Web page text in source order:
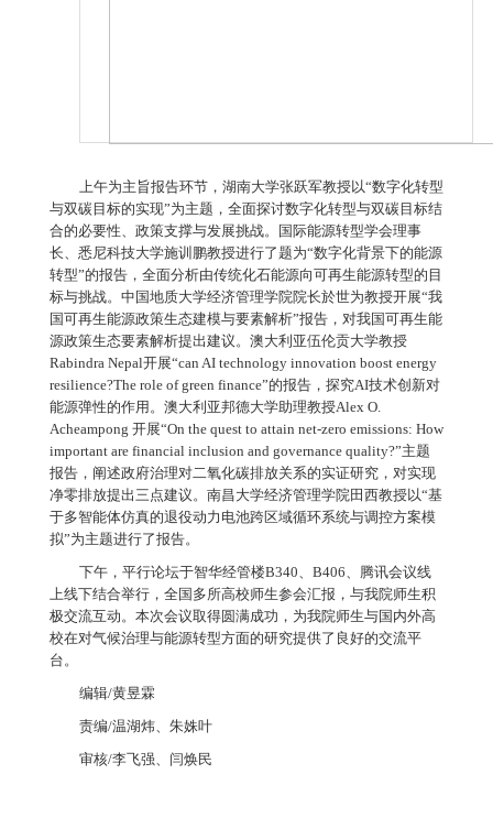
上午为主旨报告环节，湖南大学张跃军教授以“数字化转型
与双碳目标的实现”为主题，全面探讨数字化转型与双碳目标结
合的必要性、政策支撑与发展挑战。国际能源转型学会理事
长、悉尼科技大学施训鹏教授进行了题为“数字化背景下的能源
转型”的报告，全面分析由传统化石能源向可再生能源转型的目
标与挑战。中国地质大学经济管理学院院长於世为教授开展“我
国可再生能源政策生态建模与要素解析”报告，对我国可再生能
源政策生态要素解析提出建议。澳大利亚伍伦贡大学教授
Rabindra Nepal开展“can AI technology innovation boost energy
resilience?The role of green finance”的报告，探究AI技术创新对
能源弹性的作用。澳大利亚邦德大学助理教授Alex O.
Acheampong 开展“On the quest to attain net-zero emissions: How
important are financial inclusion and governance quality?”主题
报告，阐述政府治理对二氧化碳排放关系的实证研究，对实现
净零排放提出三点建议。南昌大学经济管理学院田西教授以“基
于多智能体仿真的退役动力电池跨区域循环系统与调控方案模
拟”为主题进行了报告。
下午，平行论坛于智华经管楼B340、B406、腾讯会议线
上线下结合举行，全国多所高校师生参会汇报，与我院师生积
极交流互动。本次会议取得圆满成功，为我院师生与国内外高
校在对气候治理与能源转型方面的研究提供了良好的交流平
台。
编辑/黄昱霖
责编/温湖炜、朱姝叶
审核/李飞强、闫焕民